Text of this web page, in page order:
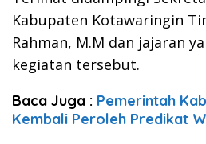
Kabupaten Kotawaringin
Rahman, M.M dan jajaran
kegiatan tersebut.
Baca Juga : Pemerintah
Kembali Peroleh Predikat